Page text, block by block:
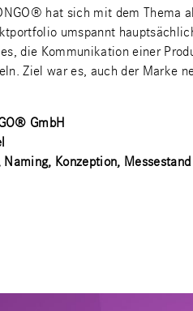
hat sich mit dem Thema
umspannt
die Kommunikation einer
Ziel war es, auch der Marke
GmbH
Konzeption,